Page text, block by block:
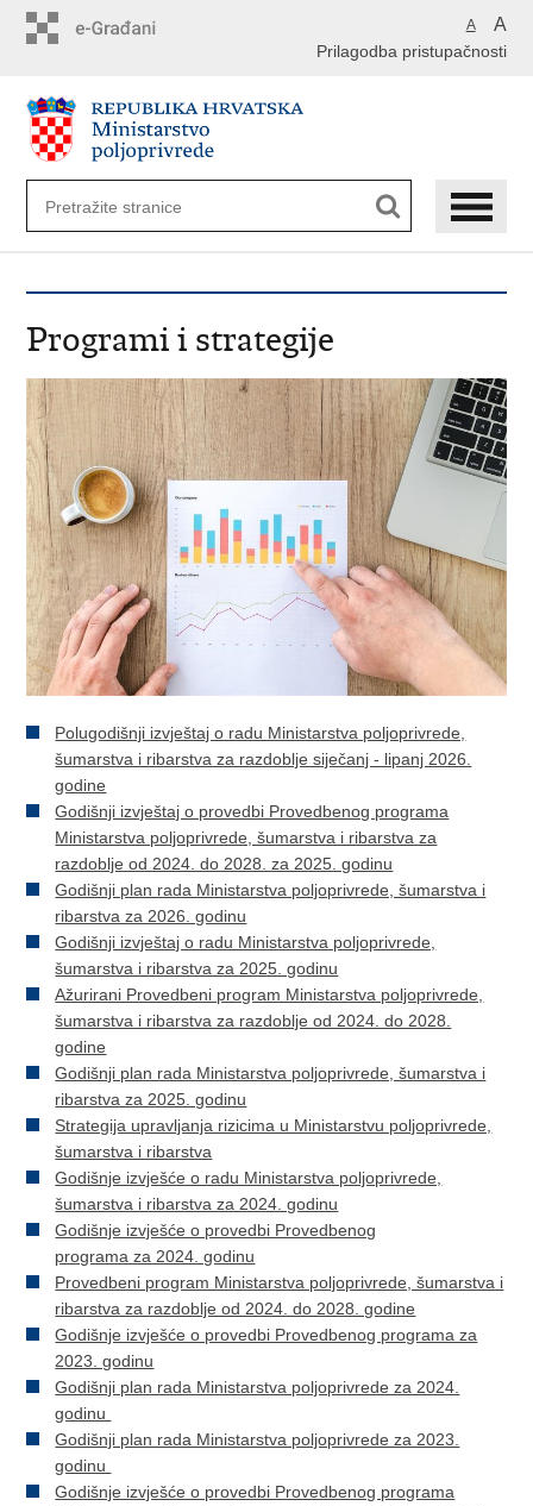
A A
Prilagodba pristupačnosti
Programi i strategije
Polugodišnji izvještaj o radu Ministarstva poljoprivrede,
šumarstva i ribarstva za razdoblje siječanj - lipanj 2026.
godine
Godišnji izvještaj o provedbi Provedbenog programa
Ministarstva poljoprivrede, šumarstva i ribarstva za
razdoblje od 2024. do 2028. za 2025. godinu
Godišnji plan rada Ministarstva poljoprivrede, šumarstva i
ribarstva za 2026. godinu
Godišnji izvještaj o radu Ministarstva poljoprivrede,
šumarstva i ribarstva za 2025. godinu
Ažurirani Provedbeni program Ministarstva poljoprivrede,
šumarstva i ribarstva za razdoblje od 2024. do 2028.
godine
Godišnji plan rada Ministarstva poljoprivrede, šumarstva i
ribarstva za 2025. godinu
Strategija upravljanja rizicima u Ministarstvu poljoprivrede,
šumarstva i ribarstva
Godišnje izvješće o radu Ministarstva poljoprivrede,
šumarstva i ribarstva za 2024. godinu
Godišnje izvješće o provedbi Provedbenog
programa za 2024. godinu
Provedbeni program Ministarstva poljoprivrede, šumarstva i
ribarstva za razdoblje od 2024. do 2028. godine
Godišnje izvješće o provedbi Provedbenog programa za
2023. godinu
Godišnji plan rada Ministarstva poljoprivrede za 2024.
godinu
Godišnji plan rada Ministarstva poljoprivrede za 2023.
godinu
Godišnje izvješće o provedbi Provedbenog programa